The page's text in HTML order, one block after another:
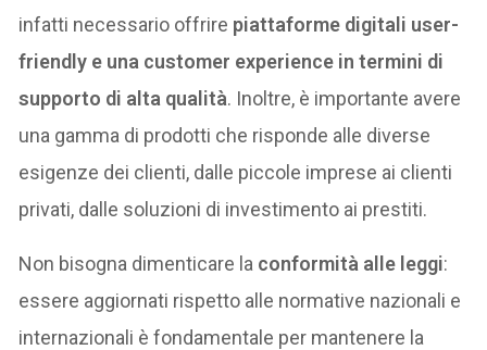
infatti necessario offrire piattaforme digitali user-
friendly e una customer experience in termini di
supporto di alta qualità. Inoltre, è importante avere
una gamma di prodotti che risponde alle diverse
esigenze dei clienti, dalle piccole imprese ai clienti
privati, dalle soluzioni di investimento ai prestiti.
Non bisogna dimenticare la conformità alle leggi:
essere aggiornati rispetto alle normative nazionali e
internazionali è fondamentale per mantenere la